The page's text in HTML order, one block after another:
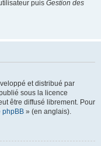
puis Gestion des
et distribué par
sous la licence
être diffusé librement. Pour
phpBB » (en anglais).